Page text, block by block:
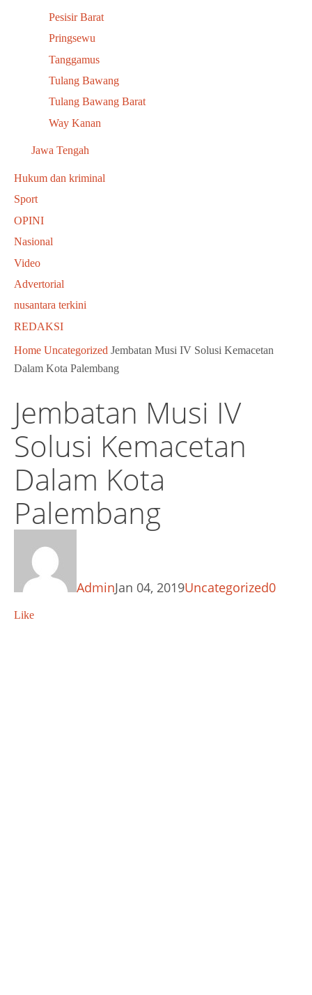
Pesisir Barat
Pringsewu
Tanggamus
Tulang Bawang
Tulang Bawang Barat
Way Kanan
Jawa Tengah
Hukum dan kriminal
Sport
OPINI
Nasional
Video
Advertorial
nusantara terkini
REDAKSI
Home Uncategorized Jembatan Musi IV Solusi Kemacetan
Dalam Kota Palembang
Jembatan Musi IV
Solusi Kemacetan
Dalam Kota
Palembang
AdminJan 04, 2019Uncategorized0
Like